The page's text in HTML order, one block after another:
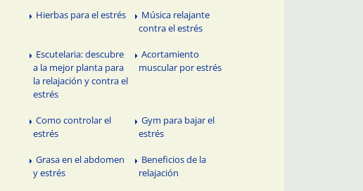
Hierbas para el estrés
Música relajante
contra el estrés
Escutelaria: descubre
a la mejor planta para
la relajación y contra el
estrés
Acortamiento
muscular por estrés
Como controlar el
estrés
Gym para bajar el
estrés
Grasa en el abdomen
y estrés
Beneficios de la
relajación